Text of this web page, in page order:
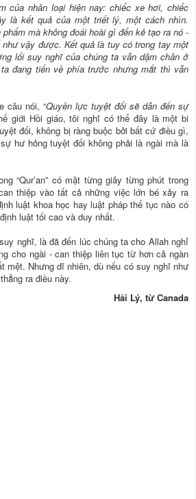
của nhân loại hiện nay: chiếc xe hơi, chiếc
là kết quả của một triết lý, một cách nhìn.
mà không đoái hoài gì đến kẻ tạo ra nó -
vậy được. Kết quả là tuy có trong tay một
lối suy nghĩ của chúng ta vẫn dậm chân ở
đang tiến về phía trước nhưng mắt thì vẫn
câu nói, “Quyền lực tuyệt đối sẽ dẫn đến sự
giới Hồi giáo, tôi nghĩ có thể đây là một bi
đối, không bị ràng buộc bởi bất cứ điều gì,
hư hỏng tuyệt đối không phải là ngài mà là
“Qur’an” có mặt từng giây từng phút trong
thiệp vào tất cả những việc lớn bé xảy ra
luật khoa học hay luật pháp thế tục nào có
luật tối cao và duy nhất.
nghĩ, là đã đến lúc chúng ta cho Allah nghỉ
cho ngài - can thiệp liên tục từ hơn cả ngàn
mệt. Nhưng dĩ nhiên, dù nếu có suy nghĩ như
ra điều này.
Hải Lý, từ Canada